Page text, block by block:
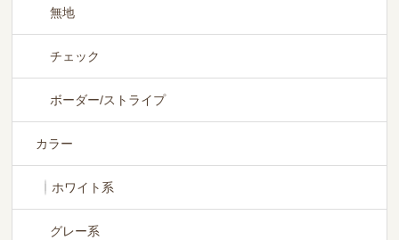
無地
チェック
ボーダー/ストライプ
カラー
ホワイト系
グレー系